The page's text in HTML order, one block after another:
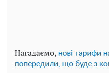
Нагадаємо, нові тарифи
попередили, що буде з